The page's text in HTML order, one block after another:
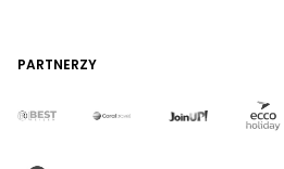
PARTNERZY